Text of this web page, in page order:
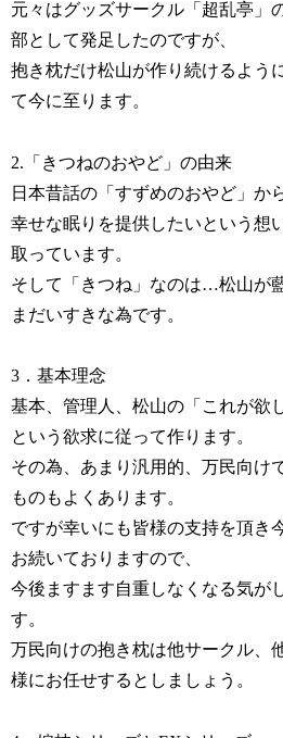
元々はグッズサークル「超乱亭」
部として発足したのですが、
抱き枕だけ松山が作り続けるよう
て今に至ります。
2.「きつねのおやど」の由来
日本昔話の「すずめのおやど」か
幸せな眠りを提供したいという想
取っています。
そして「きつね」なのは…松山が
まだいすきな為です。
3．基本理念
基本、管理人、松山の「これが欲
という欲求に従って作ります。
その為、あまり汎用的、万民向け
ものもよくあります。
ですが幸いにも皆様の支持を頂き
お続いておりますので、
今後ますます自重しなくなる気が
す。
万民向けの抱き枕は他サークル、
様にお任せするとしましょう。